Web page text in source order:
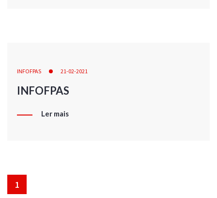
INFOFPAS 21-02-2021
INFOFPAS
Ler mais
1